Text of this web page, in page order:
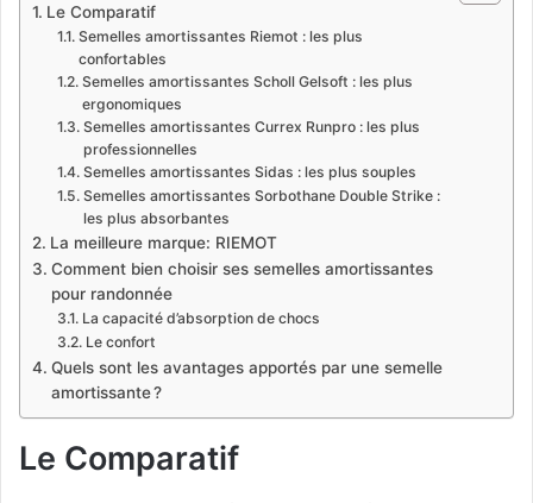
Le Comparatif
Semelles amortissantes Riemot : les plus
confortables
Semelles amortissantes Scholl Gelsoft : les plus
ergonomiques
Semelles amortissantes Currex Runpro : les plus
professionnelles
Semelles amortissantes Sidas : les plus souples
Semelles amortissantes Sorbothane Double Strike :
les plus absorbantes
La meilleure marque: RIEMOT
Comment bien choisir ses semelles amortissantes
pour randonnée
La capacité d’absorption de chocs
Le confort
Quels sont les avantages apportés par une semelle
amortissante ?
Le Comparatif